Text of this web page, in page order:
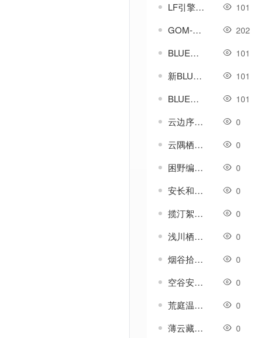
LF引擎核弹打击可打击-怪物-人物-带素材音效 101
GOM-GEE-LF金币捐献系统-并列第一-一键补齐 202
BLUE引擎-属性转移(极品.鉴定.宝石) 101
新BLUE引擎_新挂机脚本 101
BLUE引擎-挂机循环-自动巡航-自动回血脚本 101
云边序编号-GOM引擎UI素材 0
云隅栖絮编号-GOM引擎UI素材 0
困野编号-GOM引擎UI素材 0
安长和编号-GOM引擎UI素材 0
揽汀絮编号-GOM引擎UI素材 0
浅川栖隅编号-GOM引擎UI素材 0
烟谷拾温编号-GOM引擎UI素材 0
空谷安叙编号-GOM引擎UI素材 0
荒庭温禾编号-GOM引擎UI素材 0
薄云藏山编号-GOM引擎UI素材 0